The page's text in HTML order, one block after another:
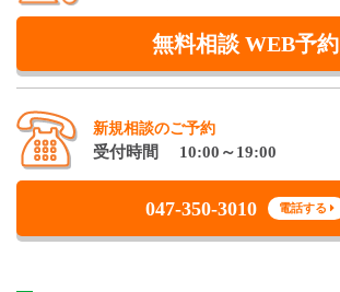
無料相談 WEB予約
新規相談のご予約
受付時間 10:00～19:00
047-350-3010 電話する